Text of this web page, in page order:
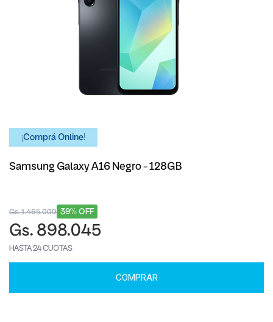
¡Comprá Online!
Samsung Galaxy A16 Negro - 128GB
39% OFF
Gs. 1.465.000
Gs. 898.045
HASTA 24 CUOTAS
COMPRAR